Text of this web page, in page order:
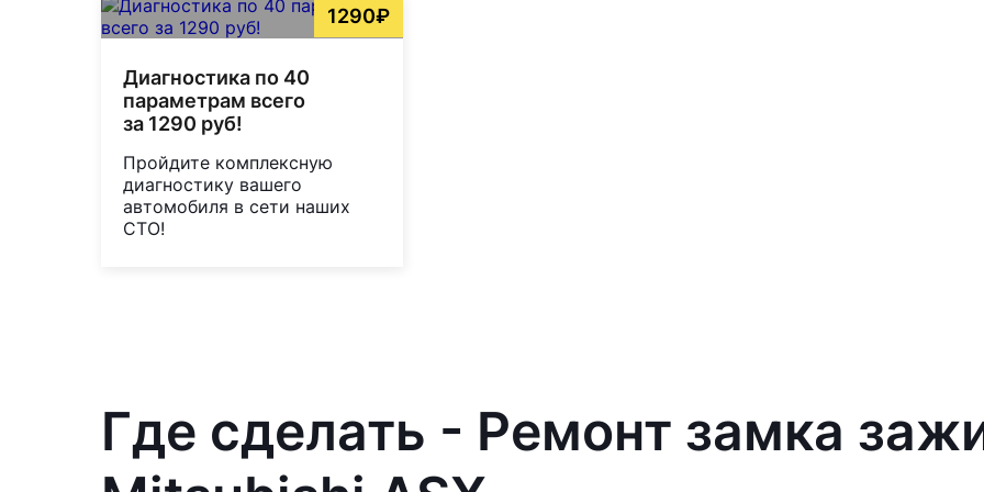
1290₽
Диагностика по 40
параметрам всего
за 1290 руб!
Пройдите комплексную
диагностику вашего
автомобиля в сети наших
СТО!
Где сделать - Ремонт замка